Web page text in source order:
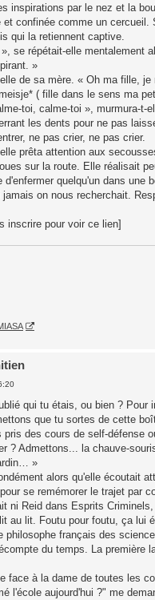
inspirations par le nez et la
confinée comme un
qui la retiennent captive.
se répétait-elle
»
de sa mère. « Oh ma fille,
( fille dans le sens ma
toi, calme-toi », murmura-
les dents pour ne pas
ne pas crier, ne pas crier.
prêta attention aux
sur la route. Elle réalisait
quelqu'un dans
on nous recherchait.
inscrire pour voir ce lien]
qui tu étais, ou bien ?
que tu sortes de cette
des cours de self-défense
? Admettons... la chauve-
»
alors qu'elle écoutait
se remémorer le trajet par
ni Reid dans Esprits
au lit. Foutu pour foutu, ça lui
philosophe français des
du temps. La première
face à la dame de toutes les
l'école aujourd'hui ?" me